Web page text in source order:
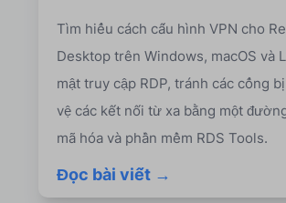
Tìm hiểu cách cấu hình VPN cho
Desktop trên Windows, macOS và
mật truy cập RDP, tránh các cổng
vệ các kết nối từ xa bằng một
mã hóa và phần mềm RDS Tools.
Đọc bài viết →